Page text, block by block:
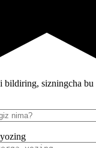
bildiring, sizningcha bu